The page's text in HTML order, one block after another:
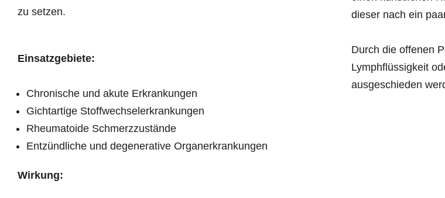
zu setzen.
Einsatzgebiete:
Chronische und akute Erkrankungen
Gichtartige Stoffwechselerkrankungen
Rheumatoide Schmerzzustände
Entzündliche und degenerative Organerkrankungen
Wirkung:
dieser nach ein
Durch die offenen
Lymphflüssigkeit
ausgeschieden